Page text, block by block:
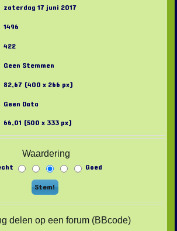
zaterdag 17 juni 2017
1496
422
Geen Stemmen
82,67 (400 x 266 px)
Geen Data
66,01 (500 x 333 px)
Waardering
Goed
delen op een forum (BBcode)